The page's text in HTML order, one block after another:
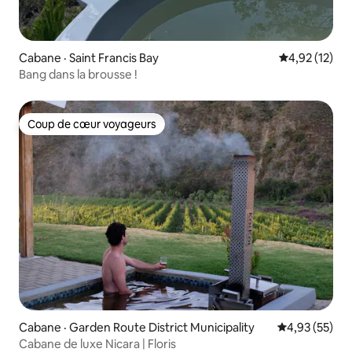
Cabane · Saint Francis Bay Note
4,92 (12)
Bang dans la brousse !
Coup de cœur voyageurs
Coup de cœur voyageurs
Cabane · Garden Route District Municipality Note
4,93 (55)
Cabane de luxe Nicara | Floris